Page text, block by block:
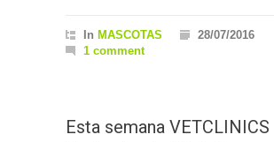
In MASCOTAS
28/07/2016
1 comment
Esta semana VETCLINICS